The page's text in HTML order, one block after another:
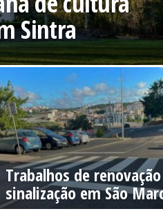
Sintra
Trabalhos de
sinalização em São